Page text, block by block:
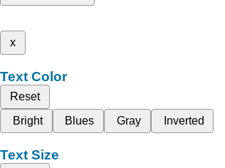
x
Text Color
Reset
Bright
Blues Gray Inverted
Text Size